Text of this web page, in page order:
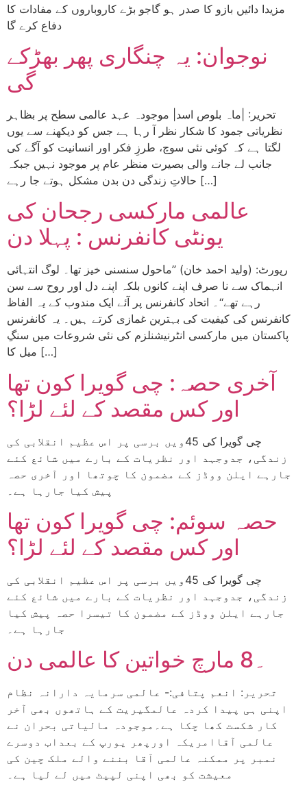
مزیدا دائیں بازو کا صدر ہو گاجو بڑے کاروباروں کے مفادات کا
دفاع کرے گا
نوجوان: یہ چنگاری پھر بھڑکے
گی
تحریر: |ماہ بلوص اسد| موجودہ عہد عالمی سطح پر بظاہر
نظریاتی جمود کا شکار نظر آ رہا ہے جس کو دیکھنے سے یوں
لگتا ہے کہ کوئی نئی سوچ، طرزِ فکر اور انسانیت کو آگے کی
جانب لے جانے والی بصیرت منظر عام پر موجود نہیں جبکہ
حالاتِ زندگی دن بدن مشکل ہوتے جا رہے […]
عالمی مارکسی رجحان کی
یونٹی کانفرنس : پہلا دن
رپورٹ: (ولید احمد خان) ’’ماحول سنسنی خیز تھا۔ لوگ انتہائی
انہماک سے نا صرف اپنے کانوں بلکہ اپنے دل اور روح سے سن
رہے تھے‘‘۔ اتحاد کانفرنس پر آئے ایک مندوب کے یہ الفاظ
کانفرنس کی کیفیت کی بہترین غمازی کرتے ہیں۔ یہ کانفرنس
پاکستان میں مارکسی انٹرنیشنلزم کی نئی شروعات میں سنگِ
میل کا […]
آخری حصہ: چی گویرا کون تھا
اور کس مقصد کے لئے لڑا؟
چی گویرا کی 45ویں برسی پر اس عظیم انقلابی کی
زندگی، جدوجہد اور نظریات کے بارے میں شائع کئے
جارہے ایلن ووڈز کے مضمون کا چوتھا اور آخری حصہ
پیش کیا جارہا ہے۔
حصہ سوئم: چی گویرا کون تھا
اور کس مقصد کے لئے لڑا؟
چی گویرا کی 45ویں برسی پر اس عظیم انقلابی کی
زندگی، جدوجہد اور نظریات کے بارے میں شائع کئے
جارہے ایلن ووڈز کے مضمون کا تیسرا حصہ پیش کیا
جارہا ہے۔
۔8 مارچ خواتین کا عالمی دن
تحریر: انعم پتافی:- عالمی سرمایہ دارانہ نظام
اپنی ہی پیدا کردہ عالمگیریت کے ہاتھوں بھی آخر
کار شکست کھا چکا ہے۔موجودہ مالیاتی بحران نے
عالمی آقاامریکہ اورپھر یورپ کے بعداب دوسرے
نمبر پر ممکنہ عالمی آقا بننے والے ملک چین کی
معیشت کو بھی اپنی لپیٹ میں لے لیا ہے۔